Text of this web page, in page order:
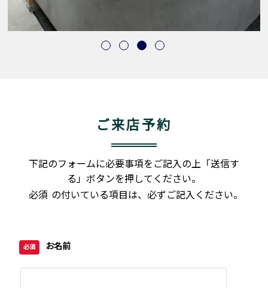
ご来店予約
下記のフォームに必要事項をご記入の上「送信す
る」ボタンを押してください。
必須 の付いている項目は、必ずご記入ください。
必須 お名前